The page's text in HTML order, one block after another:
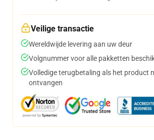
Veilige transactie
Wereldwijde levering aan uw deur
Volgnummer voor alle pakketten
Volledige terugbetaling als het product
ontvangen